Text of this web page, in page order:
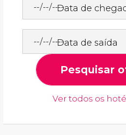
Data de
Data de saída
Pesquisar
Ver todos os